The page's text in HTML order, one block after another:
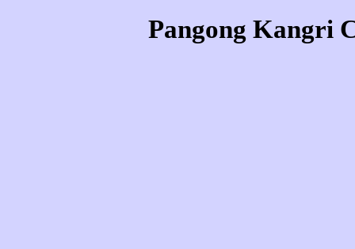
Pangong Kangri